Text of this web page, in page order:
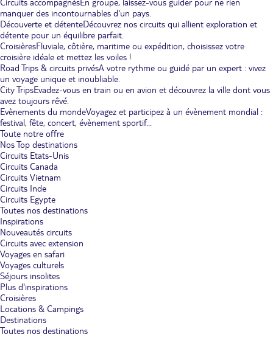
Circuits accompagnésEn groupe, laissez-vous guider pour ne rien
manquer des incontournables d'un pays.
Découverte et détenteDécouvrez nos circuits qui allient exploration et
détente pour un équilibre parfait.
CroisièresFluviale, côtière, maritime ou expédition, choisissez votre
croisière idéale et mettez les voiles !
Road Trips & circuits privésA votre rythme ou guidé par un expert : vivez
un voyage unique et inoubliable.
City TripsEvadez-vous en train ou en avion et découvrez la ville dont vous
avez toujours rêvé.
Evènements du mondeVoyagez et participez à un évènement mondial :
festival, fête, concert, évènement sportif...
Toute notre offre
Nos Top destinations
Circuits Etats-Unis
Circuits Canada
Circuits Vietnam
Circuits Inde
Circuits Egypte
Toutes nos destinations
Inspirations
Nouveautés circuits
Circuits avec extension
Voyages en safari
Voyages culturels
Séjours insolites
Plus d'inspirations
Croisières
Locations & Campings
Destinations
Toutes nos destinations